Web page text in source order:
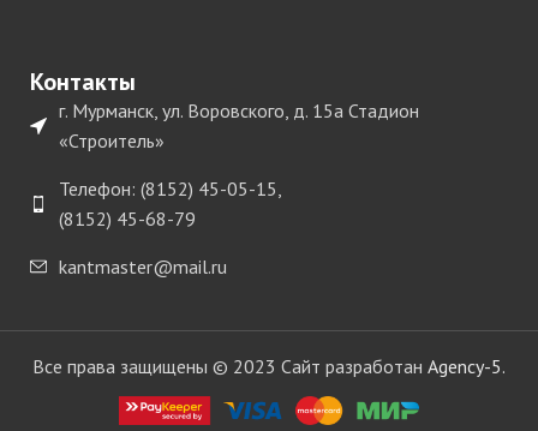
Контакты
г. Мурманск, ул. Воровского, д. 15а Стадион
«Строитель»
Телефон: (8152) 45-05-15,
(8152) 45-68-79
kantmaster@mail.ru
Все права защищены © 2023 Сайт разработан Agency-5.